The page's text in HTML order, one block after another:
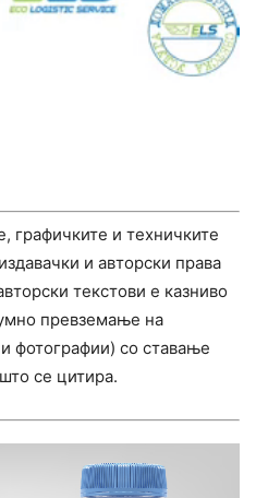
графичките и техничките
и авторски права
текстови е казниво
превземање на
фотографии) со ставање
се цитира.